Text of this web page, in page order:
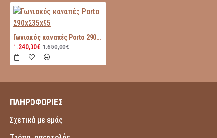
Γωνιακός καναπές Porto 290x235x95
1.240,00€ 1.650,00€
ΠΛΗΡΟΦΟΡΙΕΣ
Σχετικά με εμάς